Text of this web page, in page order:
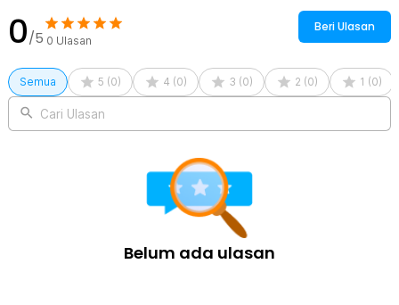
0/5 0 Ulasan
Beri Ulasan
Semua 5 (0) 4 (0) 3 (0) 2 (0) 1 (0)
Cari Ulasan
Belum ada ulasan